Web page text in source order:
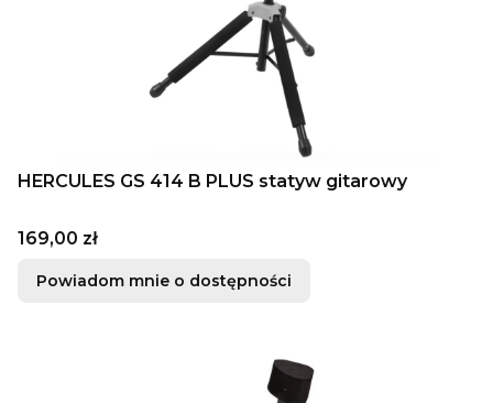
HERCULES GS 414 B PLUS statyw gitarowy
Cena
169,00 zł
Powiadom mnie o dostępności